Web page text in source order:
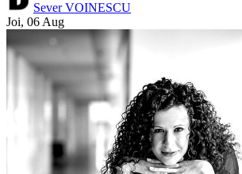
Sever VOINESCU
Joi, 06 Aug